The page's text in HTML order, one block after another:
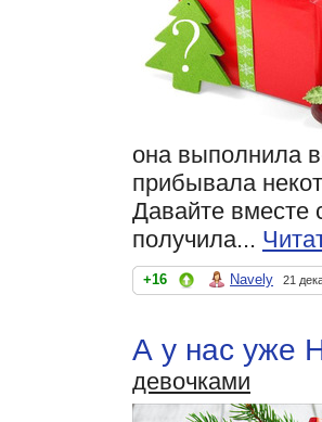
она выполнила
прибывала
Давайте вместе
получила...
+16 Navely 21
А у нас уже
девочками